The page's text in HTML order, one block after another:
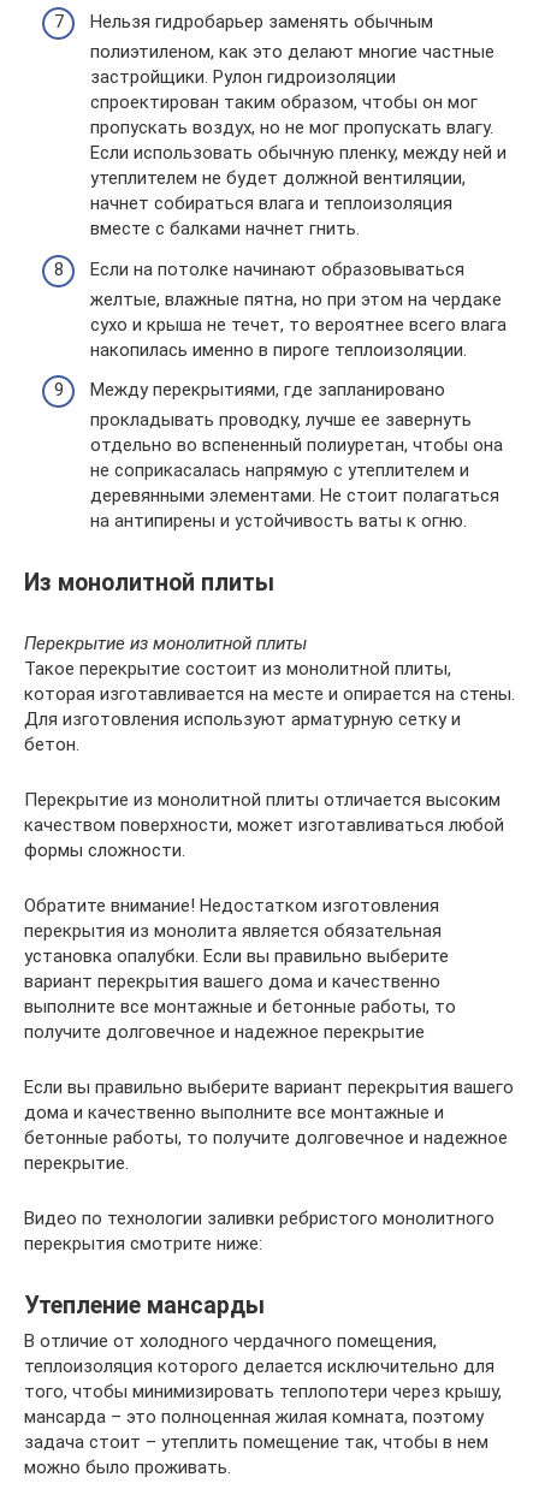
Нельзя гидробарьер заменять обычным
полиэтиленом, как это делают многие частные
застройщики. Рулон гидроизоляции
спроектирован таким образом, чтобы он мог
пропускать воздух, но не мог пропускать влагу.
Если использовать обычную пленку, между ней и
утеплителем не будет должной вентиляции,
начнет собираться влага и теплоизоляция
вместе с балками начнет гнить.
Если на потолке начинают образовываться
желтые, влажные пятна, но при этом на чердаке
сухо и крыша не течет, то вероятнее всего влага
накопилась именно в пироге теплоизоляции.
Между перекрытиями, где запланировано
прокладывать проводку, лучше ее завернуть
отдельно во вспененный полиуретан, чтобы она
не соприкасалась напрямую с утеплителем и
деревянными элементами. Не стоит полагаться
на антипирены и устойчивость ваты к огню.
Из монолитной плиты
Перекрытие из монолитной плиты
Такое перекрытие состоит из монолитной плиты,
которая изготавливается на месте и опирается на стены.
Для изготовления используют арматурную сетку и
бетон.
Перекрытие из монолитной плиты отличается высоким
качеством поверхности, может изготавливаться любой
формы сложности.
Обратите внимание! Недостатком изготовления
перекрытия из монолита является обязательная
установка опалубки. Если вы правильно выберите
вариант перекрытия вашего дома и качественно
выполните все монтажные и бетонные работы, то
получите долговечное и надежное перекрытие
Если вы правильно выберите вариант перекрытия вашего
дома и качественно выполните все монтажные и
бетонные работы, то получите долговечное и надежное
перекрытие.
Видео по технологии заливки ребристого монолитного
перекрытия смотрите ниже:
Утепление мансарды
В отличие от холодного чердачного помещения,
теплоизоляция которого делается исключительно для
того, чтобы минимизировать теплопотери через крышу,
мансарда – это полноценная жилая комната, поэтому
задача стоит – утеплить помещение так, чтобы в нем
можно было проживать.